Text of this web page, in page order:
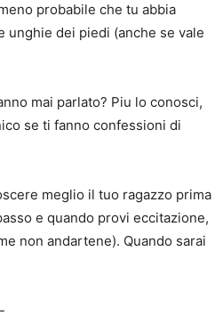
probabile che tu abbia
unghie dei piedi (anche se vale
mai parlato? Piu lo conosci,
se ti fanno confessioni di
meglio il tuo ragazzo prima
e quando provi eccitazione,
non andartene). Quando sarai